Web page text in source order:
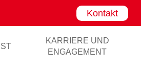
Kontakt
KARRIERE UND
ENGAGEMENT